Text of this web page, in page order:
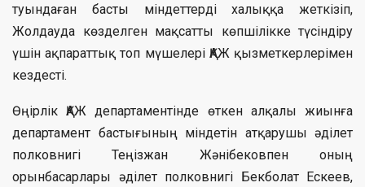
туындаған басты міндеттерді халыққа жеткізіп,
Жолдауда көзделген мақсатты көпшілікке түсіндіру
үшін ақпараттық топ мүшелері ҚАЖ қызметкерлерімен
кездесті.
Өңірлік ҚАЖ департаментінде өткен алқалы жиынға
департамент бастығының міндетін атқарушы әділет
полковнигі Теңізжан Жәнібековпен оның
орынбасарлары әділет полковнигі Бекболат Ескеев,